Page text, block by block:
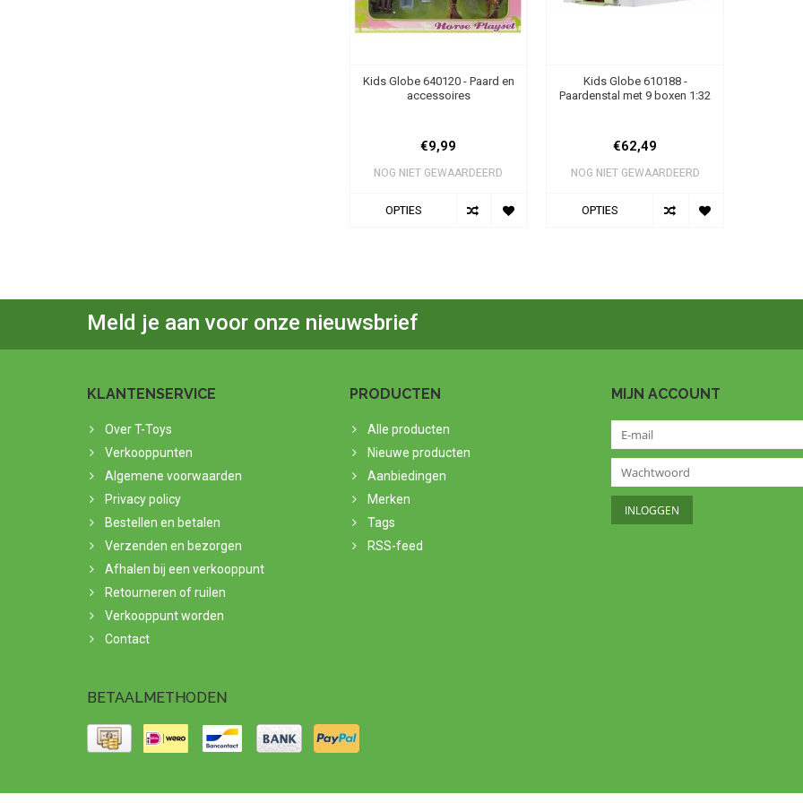
Kids Globe 640120 - Paard en
accessoires
€9,99
NOG NIET GEWAARDEERD
OPTIES
Kids Globe 610188 -
Paardenstal met 9 boxen 1:32
€62,49
NOG NIET GEWAARDEERD
OPTIES
Meld je aan voor onze nieuwsbrief
KLANTENSERVICE
Over T-Toys
Verkooppunten
Algemene voorwaarden
Privacy policy
Bestellen en betalen
Verzenden en bezorgen
Afhalen bij een verkooppunt
Retourneren of ruilen
Verkooppunt worden
Contact
PRODUCTEN
Alle producten
Nieuwe producten
Aanbiedingen
Merken
Tags
RSS-feed
MIJN ACCOUNT
BETAALMETHODEN